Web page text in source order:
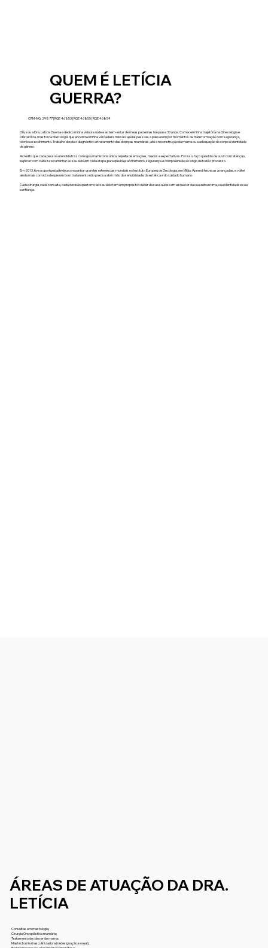
QUEM É LETÍCIA
GUERRA?
CRM-MG: 29877 | RQE 46853 | RQE 46855 | RQE 46854
Olá, sou a Dra. Letícia Guerra e dedico minha vida à saúde e ao bem-estar de meus pacientes há quase 30 anos. Comecei minha trajetória na Ginecologia e
Obstetrícia, mas foi na Mastologia que encontrei minha verdadeira missão: ajudar pessoas a passarem por momentos de transformação com segurança,
técnica e acolhimento. Trabalho desde o diagnóstico e tratamento das doenças mamárias, até a reconstrução da mama ou a adequação do corpo à identidade
de gênero.
Acredito que cada pessoa atendida traz consigo uma história única, repleta de emoções, medos e expectativas. Por isso, faço questão de ouvir com atenção,
explicar com clareza e caminhar ao seu lado em cada etapa, para que haja acolhimento, segurança e compreensão ao longo de todo o processo.
Em 2013, tive a oportunidade de acompanhar grandes referências mundiais no Instituto Europeu de Oncologia, em Milão. Aprendi técnicas avançadas, e voltei
ainda mais convicta de que um bom tratamento não precisa abrir mão da sensibilidade, da estética e do cuidado humano.
Cada cirurgia, cada consulta, cada decisão que tomo ao seu lado tem um propósito: cuidar da sua saúde sem esquecer da sua autoestima, sua identidade e sua
confiança.
ÁREAS DE ATUAÇÃO DA DRA.
LETÍCIA
Consultas em mastologia;
Cirurgia Oncoplástica mamária;
Tratamento de câncer de mama;
Mastectomia masculinizadora (redesignação sexual);